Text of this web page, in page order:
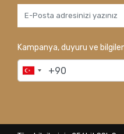
Kampanya, duyuru ve